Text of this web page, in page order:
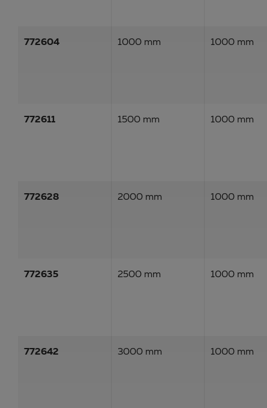
772604 1000 mm 1000 mm
772611 1500 mm 1000 mm
772628 2000 mm 1000 mm
772635 2500 mm 1000 mm
772642 3000 mm 1000 mm